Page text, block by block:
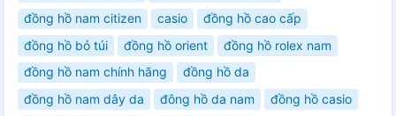
đồng hồ nam citizen
casio
đồng hồ cao cấp
đồng hồ bỏ túi
đồng hồ orient
đồng hồ rolex nam
đồng hồ nam chính hãng
đồng hồ da
đồng hồ nam dây da
đông hồ da nam
đồng hồ casio